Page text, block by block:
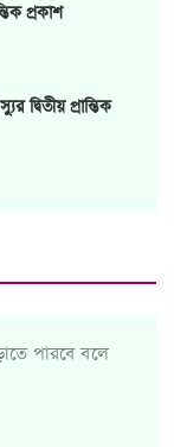
প্রকাশ
দ্বিতীয় প্রান্তিক
পারবে বলে